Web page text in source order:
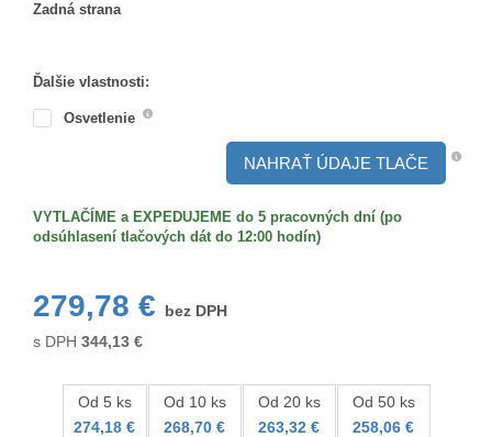
Zadná strana
strana
Ďalšie vlastnosti:
Osvetlenie
NAHRAŤ ÚDAJE TLAČE
VYTLAČÍME a EXPEDUJEME do 5 pracovných dní (po
odsúhlasení tlačových dát do 12:00 hodín)
279,78 €
bez DPH
s DPH 344,13 €
Od 5 ks
274,18 €
Od 10 ks
268,70 €
Od 20 ks
263,32 €
Od 50 ks
258,06 €